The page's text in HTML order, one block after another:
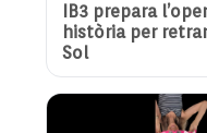
IB3 prepara
història per
Sol